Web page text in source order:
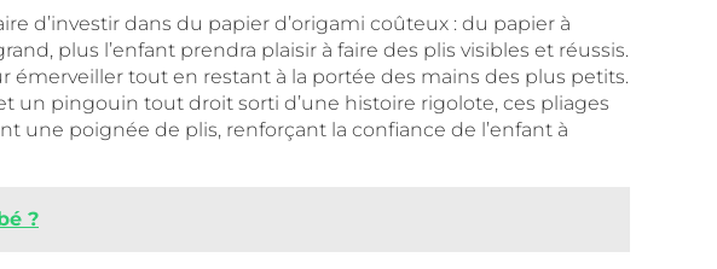
d’investir dans du papier d’origami coûteux : du papier à
plus l’enfant prendra plaisir à faire des plis visibles et réussis.
émerveiller tout en restant à la portée des mains des plus petits.
un pingouin tout droit sorti d’une histoire rigolote, ces pliages
une poignée de plis, renforçant la confiance de l’enfant à
?